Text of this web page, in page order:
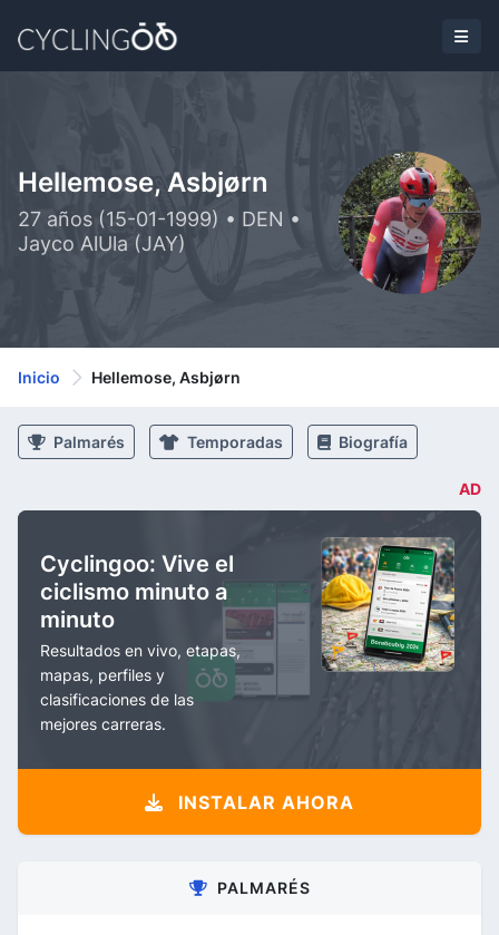
Hellemose, Asbjørn
27 años (15-01-1999) • DEN •
Jayco AlUla (JAY)
Inicio Hellemose, Asbjørn
Palmarés Temporadas Biografía
AD
Cyclingoo: Vive el
ciclismo minuto a
minuto
Resultados en vivo, etapas,
mapas, perfiles y
clasificaciones de las
mejores carreras.
INSTALAR AHORA
PALMARÉS